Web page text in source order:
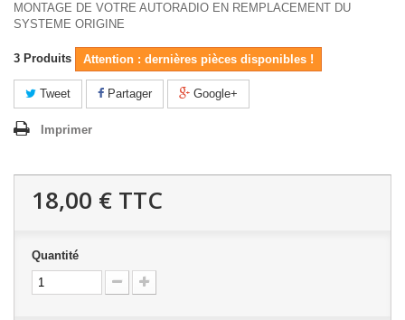
MONTAGE DE VOTRE AUTORADIO EN REMPLACEMENT DU
SYSTEME ORIGINE
3 Produits Attention : dernières pièces disponibles !
Tweet Partager Google+
Imprimer
18,00 € TTC
Quantité